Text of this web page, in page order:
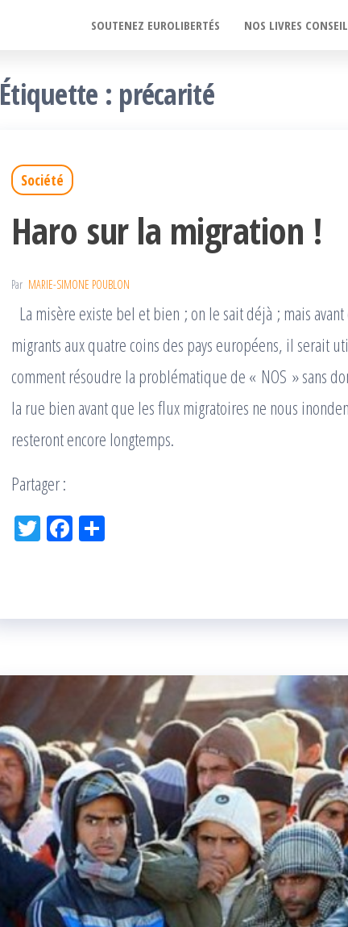
SOUTENEZ EUROLIBERTÉS NOS LIVRES
Étiquette : précarité
Société
Haro sur la migration !
Par MARIE-SIMONE POUBLON
La misère existe bel et bien ; on le sait déjà ; mais
migrants aux quatre coins des pays européens, il serait
comment résoudre la problématique de « NOS » sans
la rue bien avant que les flux migratoires ne nous
resteront encore longtemps.
Partager :
Tw Fac